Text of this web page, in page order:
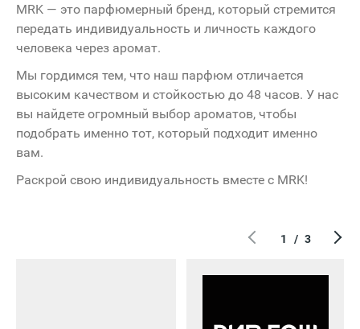
MRK — это парфюмерный бренд, который стремится
передать индивидуальность и личность каждого
человека через аромат.
Мы гордимся тем, что наш парфюм отличается
высоким качеством и стойкостью до 48 часов. У нас
вы найдете огромный выбор ароматов, чтобы
подобрать именно тот, который подходит именно
вам.
Раскрой свою индивидуальность вместе с MRK!
1 / 3